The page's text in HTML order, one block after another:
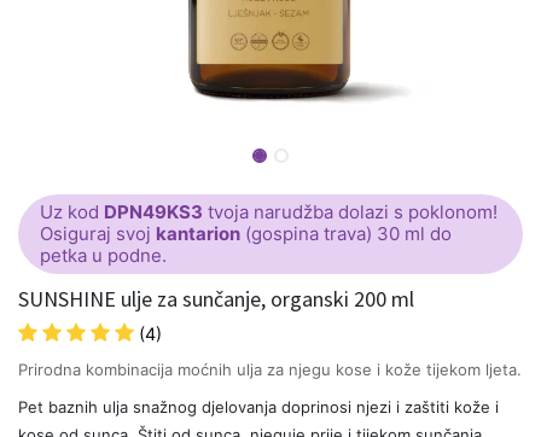
Uz kod DPN49KS3 tvoja narudžba dolazi s poklonom!
Osiguraj svoj kantarion (gospina trava) 30 ml do
petka u podne.
SUNSHINE ulje za sunčanje, organski 200 ml
(4)
Prirodna kombinacija moćnih ulja za njegu kose i kože tijekom ljeta.
Pet baznih ulja snažnog djelovanja doprinosi njezi i zaštiti kože i